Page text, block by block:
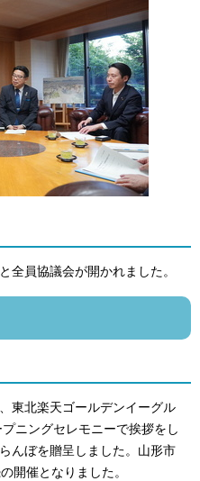
全員協議会が開かれました。
東北楽天ゴールデンイーグル
ニングセレモニーで挨拶をし
んぼを贈呈しました。山形市
開催となりました。